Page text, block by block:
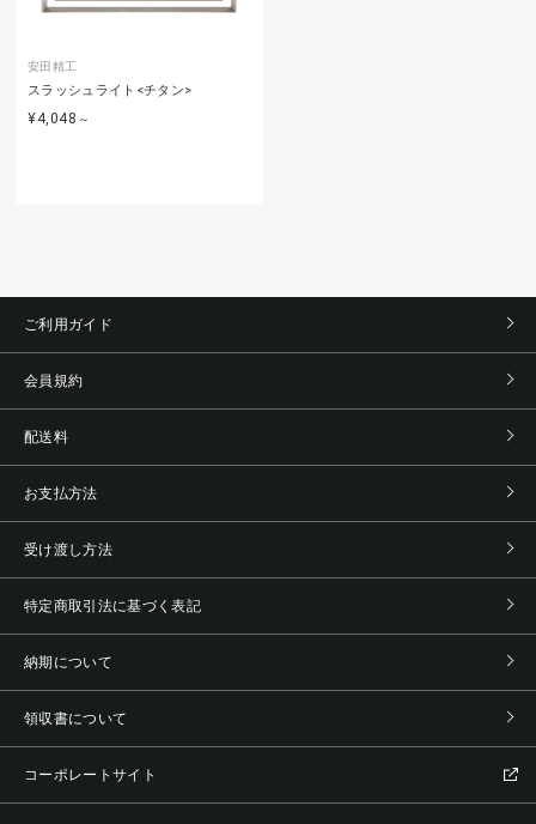
安田精工
スラッシュライト<チタン>
¥4,048 ～
ご利用ガイド
会員規約
配送料
お支払方法
受け渡し方法
特定商取引法に基づく表記
納期について
領収書について
コーポレートサイト